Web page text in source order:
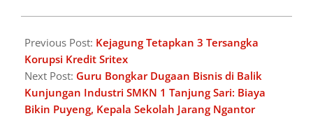
05-
26
Previous Post: Kejagung Tetapkan 3 Tersangka
Korupsi Kredit Sritex
Next Post: Guru Bongkar Dugaan Bisnis di Balik
Kunjungan Industri SMKN 1 Tanjung Sari: Biaya
Bikin Puyeng, Kepala Sekolah Jarang Ngantor